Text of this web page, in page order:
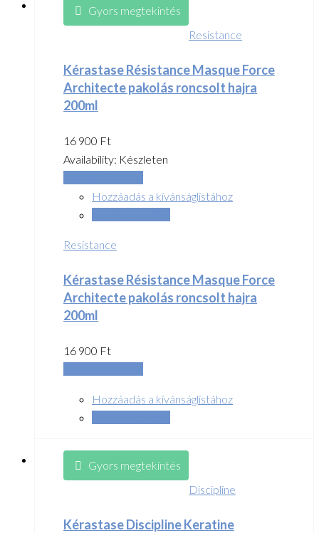
Gyors megtekintés
Resistance
Kérastase Résistance Masque Force
Architecte pakolás roncsolt hajra
200ml
16 900 Ft
Availability: Készleten
Hozzáadás a kívánságlistához
Resistance
Kérastase Résistance Masque Force
Architecte pakolás roncsolt hajra
200ml
16 900 Ft
Hozzáadás a kívánságlistához
Gyors megtekintés
Discipline
Kérastase Discipline Keratine